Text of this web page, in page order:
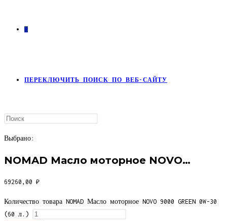
0
ПЕРЕКЛЮЧИТЬ ПОИСК ПО ВЕБ-САЙТУ
Выбрано:
NOMAD Масло моторное NOVO…
69260,00 ₽
Количество товара NOMAD Масло моторное NOVO 9000 GREEN 0W-30
(60 л.)